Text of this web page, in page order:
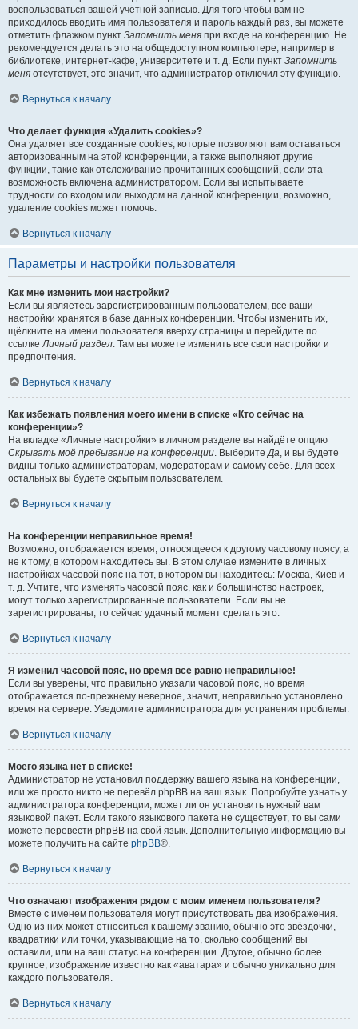
воспользоваться вашей учётной записью. Для того чтобы вам не
приходилось вводить имя пользователя и пароль каждый раз, вы можете
отметить флажком пункт Запомнить меня при входе на конференцию. Не
рекомендуется делать это на общедоступном компьютере, например в
библиотеке, интернет-кафе, университете и т. д. Если пункт Запомнить
меня отсутствует, это значит, что администратор отключил эту функцию.
Вернуться к началу
Что делает функция «Удалить cookies»?
Она удаляет все созданные cookies, которые позволяют вам оставаться
авторизованным на этой конференции, а также выполняют другие
функции, такие как отслеживание прочитанных сообщений, если эта
возможность включена администратором. Если вы испытываете
трудности со входом или выходом на данной конференции, возможно,
удаление cookies может помочь.
Вернуться к началу
Параметры и настройки пользователя
Как мне изменить мои настройки?
Если вы являетесь зарегистрированным пользователем, все ваши
настройки хранятся в базе данных конференции. Чтобы изменить их,
щёлкните на имени пользователя вверху страницы и перейдите по
ссылкеЛичный раздел. Там вы можете изменить все свои настройки и
предпочтения.
Вернуться к началу
Как избежать появления моего имени в списке «Кто сейчас на
конференции»?
На вкладке «Личные настройки» в личном разделе вы найдёте опцию
Скрывать моё пребывание на конференции. ВыберитеДа, и вы будете
видны только администраторам, модераторам и самому себе. Для всех
остальных вы будете скрытым пользователем.
Вернуться к началу
На конференции неправильное время!
Возможно, отображается время, относящееся к другому часовому поясу, а
не к тому, в котором находитесь вы. В этом случае измените в личных
настройках часовой пояс на тот, в котором вы находитесь: Москва, Киев и
т. д. Учтите, что изменять часовой пояс, как и большинство настроек,
могут только зарегистрированные пользователи. Если вы не
зарегистрированы, то сейчас удачный момент сделать это.
Вернуться к началу
Я изменил часовой пояс, но время всё равно неправильное!
Если вы уверены, что правильно указали часовой пояс, но время
отображается по-прежнему неверное, значит, неправильно установлено
время на сервере. Уведомите администратора для устранения проблемы.
Вернуться к началу
Моего языка нет в списке!
Администратор не установил поддержку вашего языка на конференции,
или же просто никто не перевёл phpBB на ваш язык. Попробуйте узнать у
администратора конференции, может ли он установить нужный вам
языковой пакет. Если такого языкового пакета не существует, то вы сами
можете перевести phpBB на свой язык. Дополнительную информацию вы
можете получить на сайте phpBB®.
Вернуться к началу
Что означают изображения рядом с моим именем пользователя?
Вместе с именем пользователя могут присутствовать два изображения.
Одно из них может относиться к вашему званию, обычно это звёздочки,
квадратики или точки, указывающие на то, сколько сообщений вы
оставили, или на ваш статус на конференции. Другое, обычно более
крупное, изображение известно как «аватара» и обычно уникально для
каждого пользователя.
Вернуться к началу